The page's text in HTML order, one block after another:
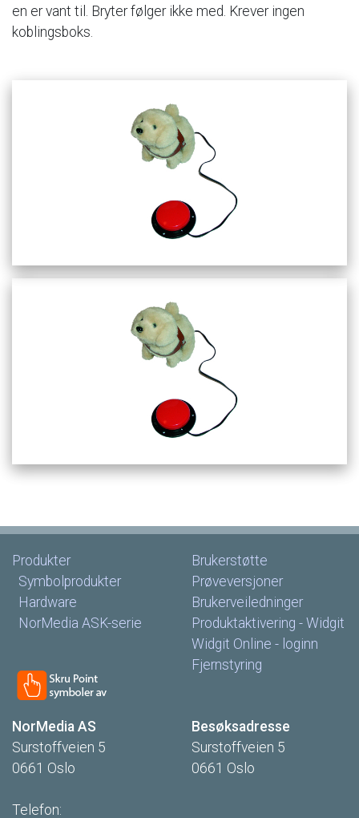
en er vant til. Bryter følger ikke med. Krever ingen
koblingsboks.
Produkter
Symbolprodukter
Hardware
NorMedia ASK-serie
Brukerstøtte
Prøveversjoner
Brukerveiledninger
Produktaktivering - Widgit
Widgit Online - loginn
Fjernstyring
NorMedia AS
Surstoffveien 5
0661 Oslo
Telefon:
Besøksadresse
Surstoffveien 5
0661 Oslo